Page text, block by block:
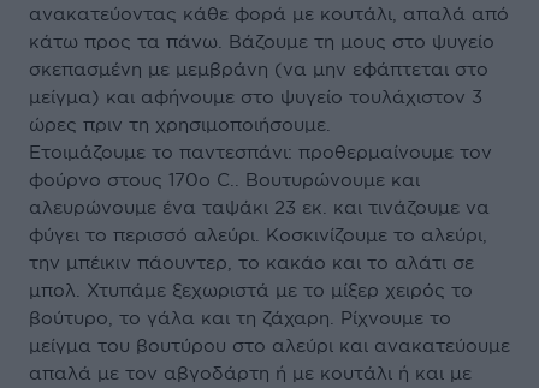
ανακατεύοντας κάθε φορά με κουτάλι, απαλά από
κάτω προς τα πάνω. Βάζουμε τη μους στο ψυγείο
σκεπασμένη με μεμβράνη (να μην εφάπτεται στο
μείγμα) και αφήνουμε στο ψυγείο τουλάχιστον 3
ώρες πριν τη χρησιμοποιήσουμε.
Ετοιμάζουμε το παντεσπάνι: προθερμαίνουμε τον
φούρνο στους 170ο C.. Βουτυρώνουμε και
αλευρώνουμε ένα ταψάκι 23 εκ. και τινάζουμε να
φύγει το περισσό αλεύρι. Κοσκινίζουμε το αλεύρι,
την μπέικιν πάουντερ, το κακάο και το αλάτι σε
μπολ. Χτυπάμε ξεχωριστά με το μίξερ χειρός το
βούτυρο, το γάλα και τη ζάχαρη. Ρίχνουμε το
μείγμα του βουτύρου στο αλεύρι και ανακατεύουμε
απαλά με τον αβγοδάρτη ή με κουτάλι ή και με